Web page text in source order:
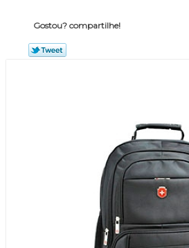
Gostou? compartilhe!